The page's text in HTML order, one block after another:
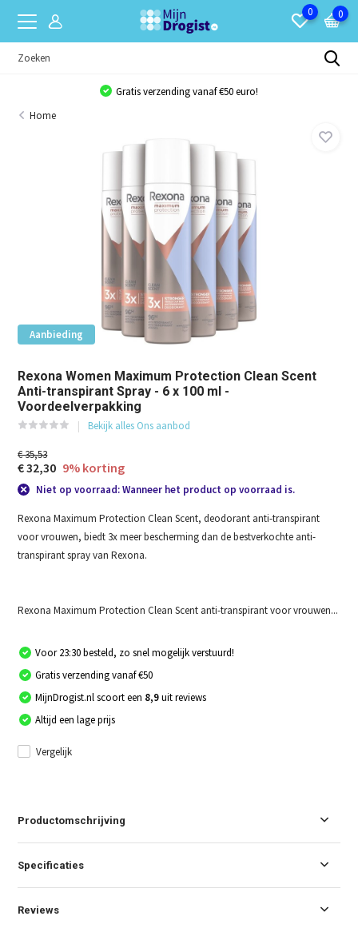
0 0
Gratis verzending vanaf €50 euro!
Home
Aanbieding
Rexona Women Maximum Protection Clean Scent
Anti-transpirant Spray - 6 x 100 ml -
Voordeelverpakking
Bekijk alles Ons aanbod
€ 35,53
€ 32,30 9% korting
Niet op voorraad: Wanneer het product op voorraad is.
Rexona Maximum Protection Clean Scent, deodorant anti-transpirant
voor vrouwen, biedt 3x meer bescherming dan de bestverkochte anti-
transpirant spray van Rexona.
Rexona Maximum Protection Clean Scent anti-transpirant voor vrouwen...
Voor 23:30 besteld, zo snel mogelijk verstuurd!
Gratis verzending vanaf €50
MijnDrogist.nl scoort een 8,9uit reviews
Altijd een lage prijs
Vergelijk
Productomschrijving
Specificaties
Reviews